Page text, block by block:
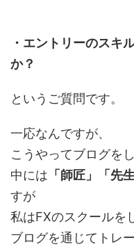
・エントリーのスキ
か？
というご質問です。
一応なんですが、
こうやってブログを
中には 「師匠」「先生
すが
私はFXのスクールを
ブログを通じてトレ